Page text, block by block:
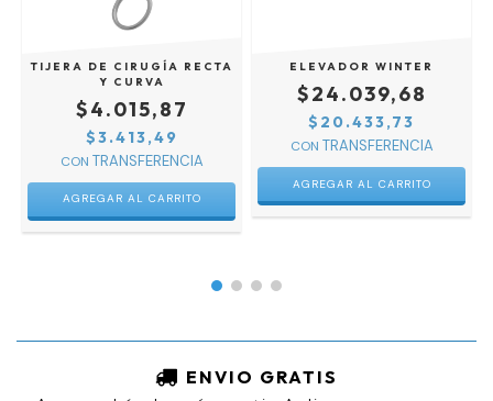
TIJERA DE CIRUGÍA RECTA
Y CURVA
$4.015,87
$3.413,49
CON
AGREGAR AL CARRITO
ELEVADOR WINTER
$24.039,68
$20.433,73
CON
ENVIO GRATIS